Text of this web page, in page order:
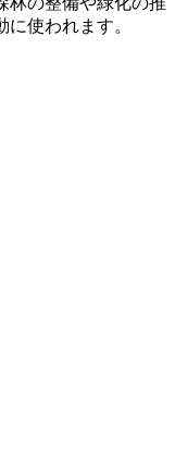
使われます。